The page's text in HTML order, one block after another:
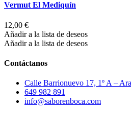
Vermut El Mediquín
12,00 €
Añadir a la lista de deseos
Añadir a la lista de deseos
Contáctanos
Calle Barrionuevo 17, 1º A –
649 982 891
info@saborenboca.com